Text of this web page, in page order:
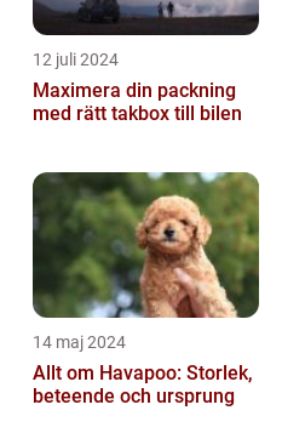
12 juli 2024
Maximera din packning
med rätt takbox till bilen
14 maj 2024
Allt om Havapoo: Storlek,
beteende och ursprung